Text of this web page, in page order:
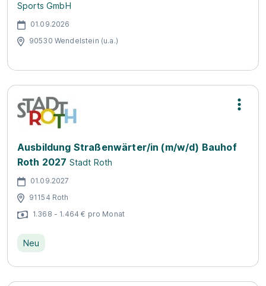
Sports GmbH
01.09.2026
90530 Wendelstein (u.a.)
Ausbildung Straßenwärter/in (m/w/d) Bauhof
Roth 2027 Stadt Roth
01.09.2027
91154 Roth
1.368 - 1.464 € pro Monat
Neu